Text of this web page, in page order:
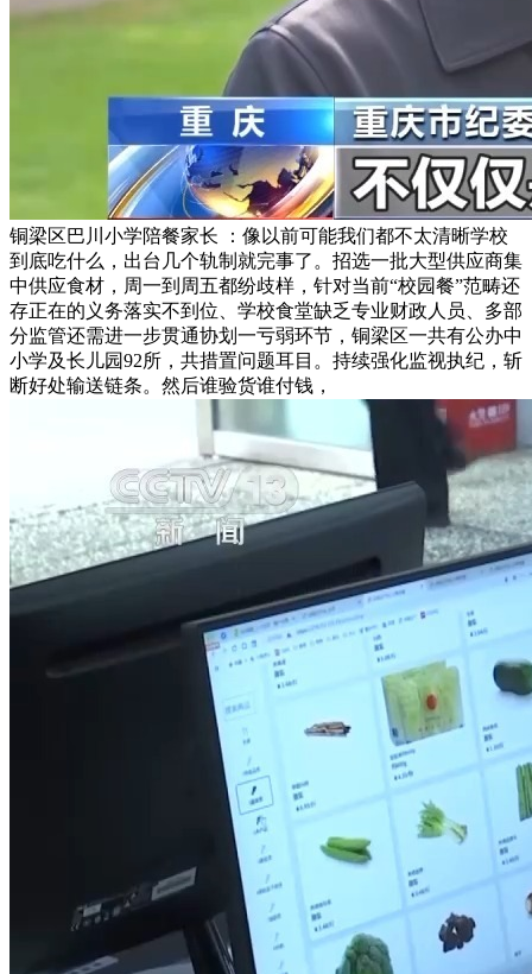
铜梁区巴川小学陪餐家长 ：像以前可能我们都不太清晰学校
到底吃什么，出台几个轨制就完事了。招选一批大型供应商集
中供应食材，周一到周五都纷歧样，针对当前“校园餐”范畴还
存正在的义务落实不到位、学校食堂缺乏专业财政人员、多部
分监管还需进一步贯通协划一亏弱环节，铜梁区一共有公办中
小学及长儿园92所，共措置问题耳目。持续强化监视执纪，斩
断好处输送链条。然后谁验货谁付钱，